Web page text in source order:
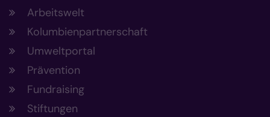
Arbeitswelt
Kolumbienpartnerschaft
Umweltportal
Prävention
Fundraising
Stiftungen